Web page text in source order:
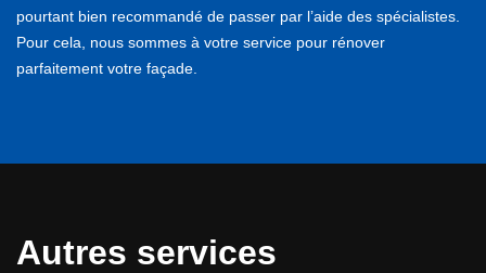
pourtant bien recommandé de passer par l’aide des spécialistes.
Pour cela, nous sommes à votre service pour rénover
parfaitement votre façade.
Autres services